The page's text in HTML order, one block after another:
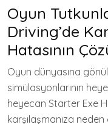
Oyun
Driving’de
Hatasının
Oyun dünyasına
simülasyonlarının
heyecan Starter Exe
karşılaşmanıza